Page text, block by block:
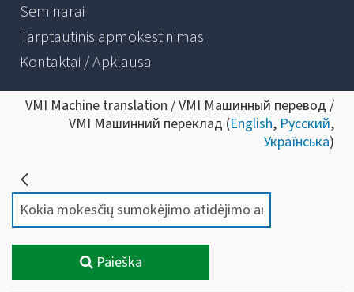
Seminarai
Tarptautinis apmokestinimas
Kontaktai / Apklausa
VMI Machine translation / VMI Машинный перевод /
VMI Машинний переклад (English, Русский,
Українська)
Paieška